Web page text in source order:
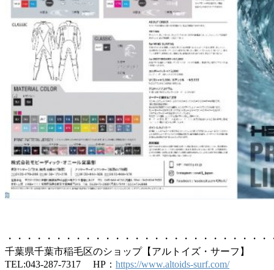
・・・・・・・・・・・・・・・・・・・・・・・・・・
千葉県千葉市稲毛区のショップ【アルトイズ・サーフ】
TEL:043-287-7317 HP： https://www.altoids-surf.com/